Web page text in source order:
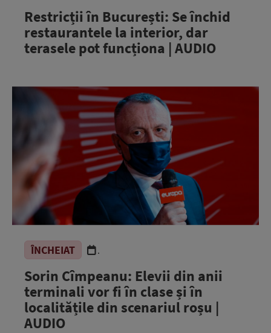
Restricții în București: Se închid
restaurantele la interior, dar
terasele pot funcționa | AUDIO
ÎNCHEIAT .
Sorin Cîmpeanu: Elevii din anii
terminali vor fi în clase și în
localitățile din scenariul roșu |
AUDIO